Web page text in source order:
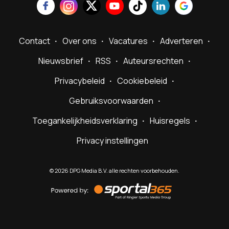
Contact Over ons Vacatures
Adverteren
Nieuwsbrief
RSS
Auteursrechten
Privacybeleid
Cookiebeleid
Gebruiksvoorwaarden
Toegankelijkheidsverklaring
Huisregels
Privacy instellingen
©2026 DPG Media B.V. alle rechten voorbehouden.
by
Sportal365